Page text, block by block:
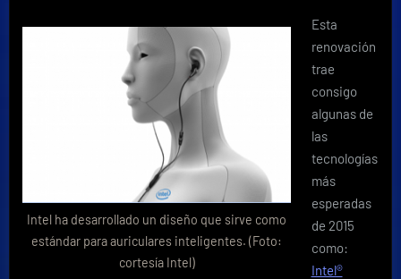
Intel ha desarrollado un diseño que sirve como
estándar para auriculares inteligentes. (Foto:
cortesía Intel)
Esta
renovación
trae
consigo
algunas de
las
tecnologías
más
esperadas
de 2015
como:
Intel®